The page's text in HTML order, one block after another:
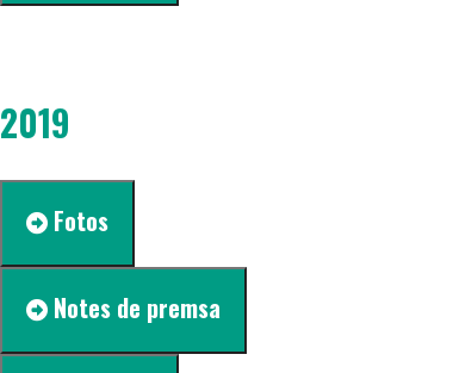
2019
Fotos
Notes de premsa